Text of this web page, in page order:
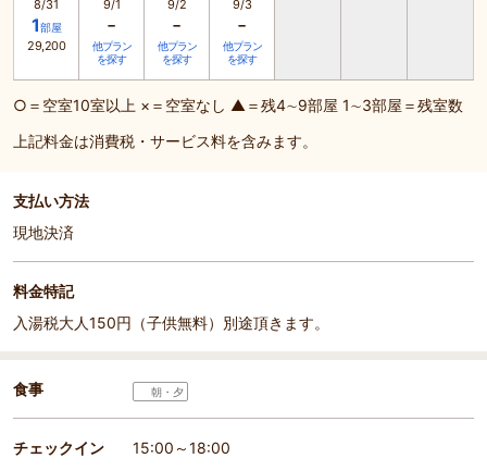
8/31
1部屋
29,200
9/1
-
他プラン
を探す
9/2
-
他プラン
を探す
9/3
-
他プラン
を探す
○＝空室10室以上 ×＝空室なし ▲＝残4∼9部屋 1∼3部屋＝残室数
上記料金は消費税・サービス料を含みます。
支払い方法
現地決済
料金特記
入湯税大人150円（子供無料）別途頂きます。
食事 朝・夕
チェックイン
15:00～18:00